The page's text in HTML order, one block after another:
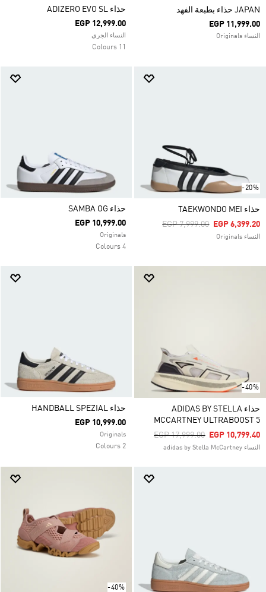
JAPAN حذاء بطبعة الفهد
EGP 11,999.00
النساء Originals
حذاء ADIZERO EVO SL
EGP 12,999.00
النساء الجري
11 Colours
-20%
حذاء TAEKWONDO MEI
Price Reduced From
EGP 7,999.00ToEGP 6,399.20
النساء Originals
حذاء SAMBA OG
EGP 10,999.00
Originals
4 Colours
-40%
حذاء ADIDAS BY STELLA
MCCARTNEY ULTRABOOST 5
Price Reduced From
EGP 17,999.00ToEGP 10,799.40
النساء adidas by Stella McCartney
حذاء HANDBALL SPEZIAL
EGP 10,999.00
Originals
2 Colours
-40%